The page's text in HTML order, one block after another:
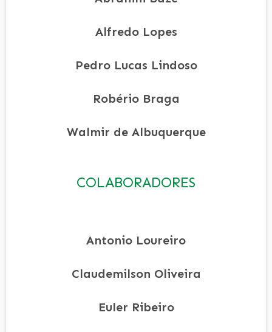
Alfredo Lopes
Pedro Lucas Lindoso
Robério Braga
Walmir de Albuquerque
COLABORADORES
Antonio Loureiro
Claudemilson Oliveira
Euler Ribeiro